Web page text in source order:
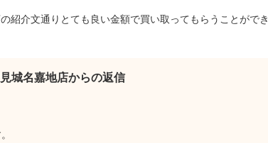
紹介文通りとても良い金額で買い取ってもらうことができ
城名嘉地店からの返信